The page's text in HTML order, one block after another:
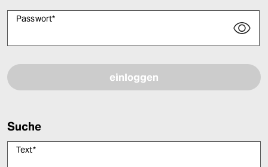
Passwort*
Suche
Text*